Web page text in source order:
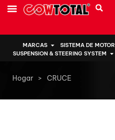
MARCAS SISTEMA DE MOTOR
SUSPENSION & STEERING SYSTEM
Hogar > CRUCE